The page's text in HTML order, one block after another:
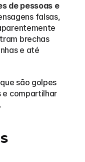
de pessoas e
falsas,
brechas
e até
são golpes
e compartilhar